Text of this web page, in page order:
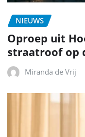
NIEUWS
Oproep uit
straatroof op
Miranda de Vrij